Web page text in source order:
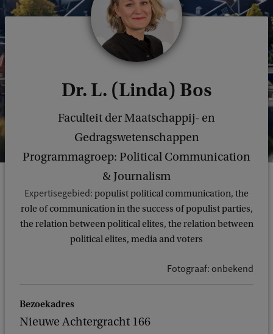
Dr. L. (Linda) Bos
Faculteit der Maatschappij- en
Gedragswetenschappen
Programmagroep: Political Communication
& Journalism
Expertisegebied: populist political communication, the
role of communication in the success of populist parties,
the relation between political elites, the relation between
political elites, media and voters
Fotograaf: onbekend
Bezoekadres
Nieuwe Achtergracht 166